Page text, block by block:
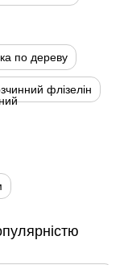
по дереву
флізелін